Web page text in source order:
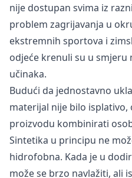
nije dostupan svima iz
problem zagrijavanja u
ekstremnih sportova i
odjeće krenuli su u
učinaka.
Budući da jednostavno
materijal nije bilo isplativo,
proizvodu kombinirati
Sintetika u principu ne
hidrofobna. Kada je u
može se brzo navlažiti, ali